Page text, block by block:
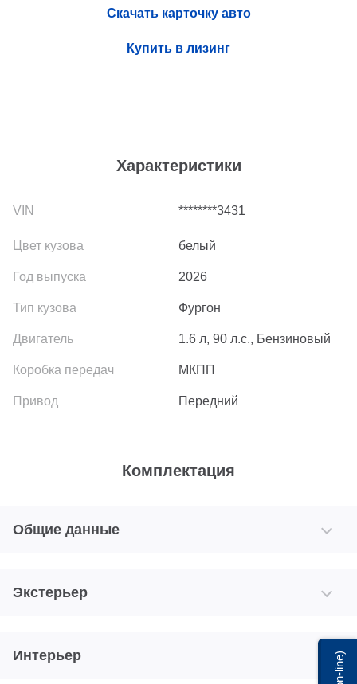
Характеристики
********3431
белый
2026
Фургон
1.6 л, 90 л.с., Бензиновый
МКПП
Передний
Скачать карточку авто
Купить в лизинг
Комплектация
Общие данные
Экстерьер
Интерьер